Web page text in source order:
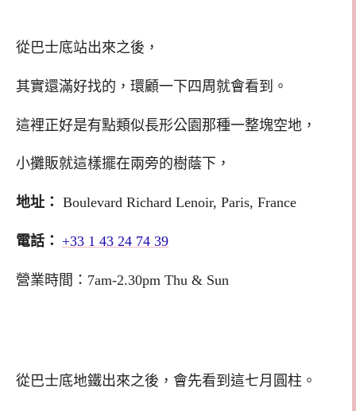
從巴士底站出來之後，
其實還滿好找的，環顧一下四周就會看到。
這裡正好是有點類似長形公園那種一整塊空地，
小攤販就這樣擺在兩旁的樹蔭下，
地址： Boulevard Richard Lenoir, Paris, France
電話： +33 1 43 24 74 39
營業時間：7am-2.30pm Thu & Sun
從巴士底地鐵出來之後，會先看到這七月圓柱。